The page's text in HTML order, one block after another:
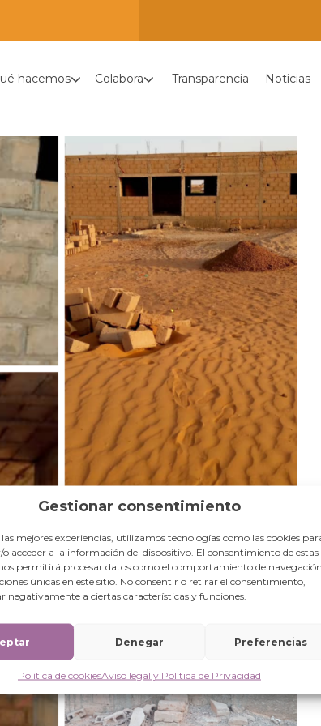
Gestionar consentimiento
mejores experiencias, utilizamos tecnologías como las cookies
acceder a la información del dispositivo. El consentimiento de estas
permitirá procesar datos como el comportamiento de
únicas en este sitio. No consentir o retirar el consentimiento,
negativamente a ciertas características y funciones.
Denegar Preferencias
Política de cookiesAviso legal y Política de Privacidad
hacemos Colabora Transparencia Noticias